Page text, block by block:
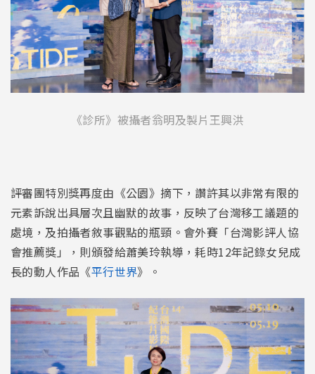
《診所》被攝者翁明及製片王興洪
評審團特別獎再度由《公園》摘下，讚許其以非常有限的
元素訴說出具層次且幽默的故事，反映了台灣移工議題的
處境，及拍攝者敘事觀點的瓶頸。會外賽「台灣影評人協
會推薦獎」，則頒發給蕭美玲執導，耗時12年記錄女兒成
長的動人作品《平行世界》。